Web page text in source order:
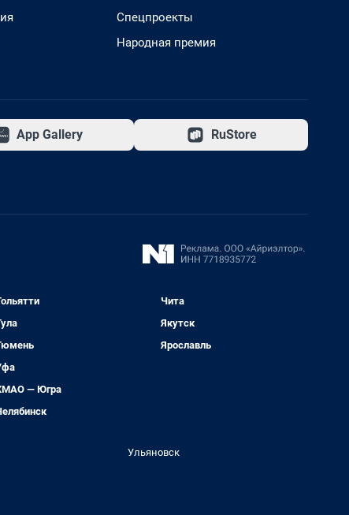
Спецпроекты
Народная премия
App Gallery RuStore
— Югра
Чита
Якутск
Ярославль
Ульяновск